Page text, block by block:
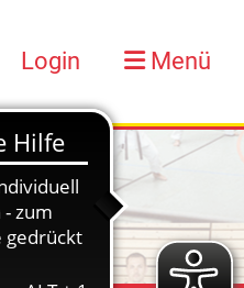
Login Menü